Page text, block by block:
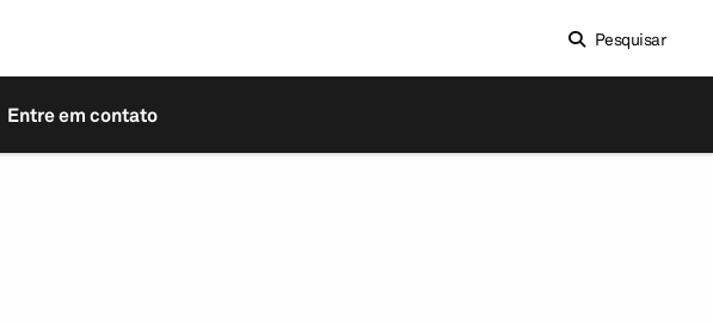
Pesquisar
Entre em contato